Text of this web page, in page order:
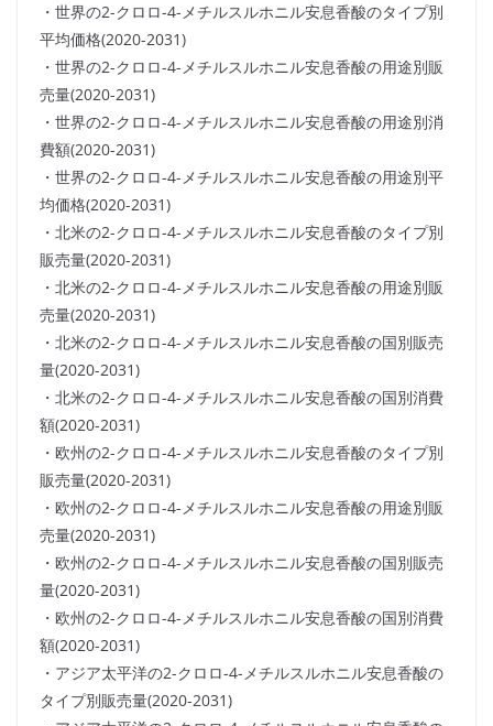
・世界の2-クロロ-4-メチルスルホニル安息香酸のタイプ別
平均価格(2020-2031)
・世界の2-クロロ-4-メチルスルホニル安息香酸の用途別販
売量(2020-2031)
・世界の2-クロロ-4-メチルスルホニル安息香酸の用途別消
費額(2020-2031)
・世界の2-クロロ-4-メチルスルホニル安息香酸の用途別平
均価格(2020-2031)
・北米の2-クロロ-4-メチルスルホニル安息香酸のタイプ別
販売量(2020-2031)
・北米の2-クロロ-4-メチルスルホニル安息香酸の用途別販
売量(2020-2031)
・北米の2-クロロ-4-メチルスルホニル安息香酸の国別販売
量(2020-2031)
・北米の2-クロロ-4-メチルスルホニル安息香酸の国別消費
額(2020-2031)
・欧州の2-クロロ-4-メチルスルホニル安息香酸のタイプ別
販売量(2020-2031)
・欧州の2-クロロ-4-メチルスルホニル安息香酸の用途別販
売量(2020-2031)
・欧州の2-クロロ-4-メチルスルホニル安息香酸の国別販売
量(2020-2031)
・欧州の2-クロロ-4-メチルスルホニル安息香酸の国別消費
額(2020-2031)
・アジア太平洋の2-クロロ-4-メチルスルホニル安息香酸の
タイプ別販売量(2020-2031)